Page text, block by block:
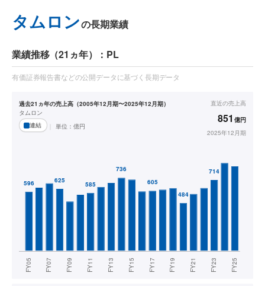
タムロンの長期業績
業績推移（21ヵ年）：PL
有価証券報告書などの公開データに基づく長期データ
過去21ヵ年の売上高（2005年12月期〜2025年12月期）
タムロン
連結
単位： 億円
直近の売上高
851 億円
2025年12月期